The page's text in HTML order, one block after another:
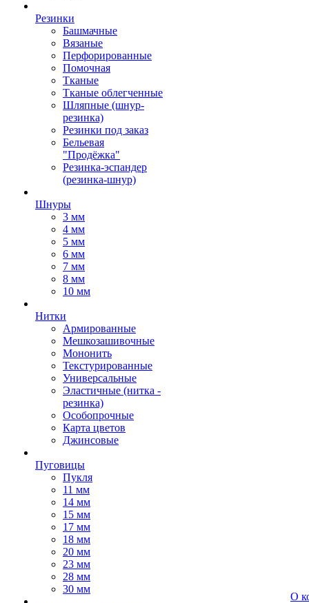
Резинки
Башмачные
Вязаные
Перфорированные
Помочная
Тканые
Тканые облегченные
Шляпные (шнур-
резинка)
Резинки под заказ
Бельевая
"Продёжка"
Резинка-эспандер
(резинка-шнур)
Шнуры
3 мм
4 мм
5 мм
6 мм
7 мм
8 мм
10 мм
Нитки
Армированные
Мешкозашивочные
Мононить
Текстурированные
Универсальные
Эластичные (нитка -
резинка)
Особопрочные
Карта цветов
Джинсовые
Пуговицы
Пукля
11 мм
14 мм
15 мм
17 мм
18 мм
20 мм
23 мм
28 мм
30 мм
О